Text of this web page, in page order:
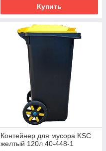
Купить
Контейнер для мусора KSC
желтый 120л 40-448-1